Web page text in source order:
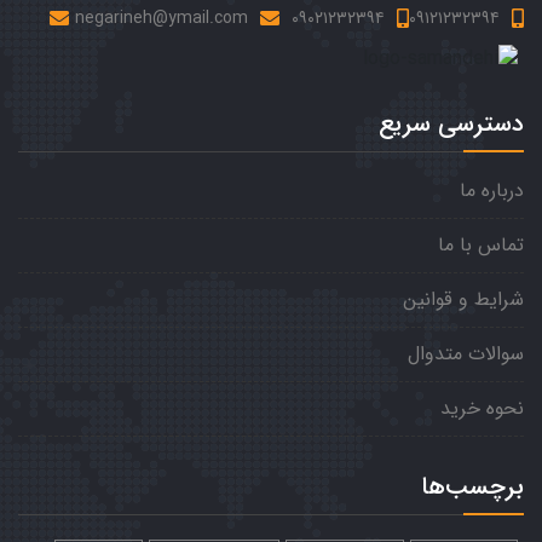
۰۹۱۲۱۲۳۲۳۹۴
۰۹۰۲۱۲۳۲۳۹۴ negarineh@ymail.com
دسترسی سریع
درباره ما
تماس با ما
شرایط و قوانین
سوالات متدوال
نحوه خرید
برچسب‌ها